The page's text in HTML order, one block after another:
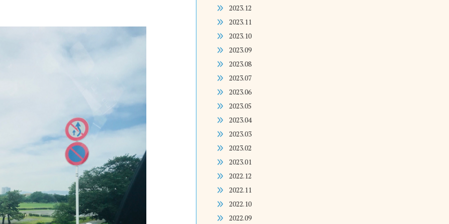
2023.12
2023.11
2023.10
2023.09
2023.08
2023.07
2023.06
2023.05
2023.04
2023.03
2023.02
2023.01
2022.12
2022.11
2022.10
2022.09